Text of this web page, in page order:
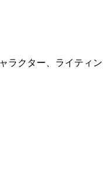
ラクター、ライテ